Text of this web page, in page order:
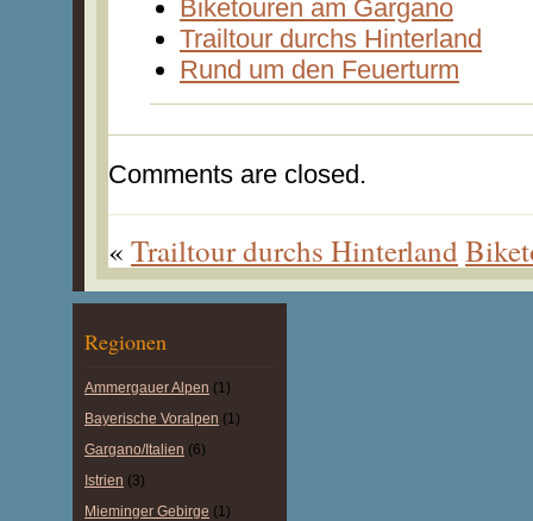
Biketouren am Gargano
Trailtour durchs Hinterland
Rund um den Feuerturm
Comments are closed.
« Trailtour durchs Hinterland
Regionen
Ammergauer Alpen (1)
Bayerische Voralpen (1)
Gargano/Italien (6)
Istrien (3)
Mieminger Gebirge (1)